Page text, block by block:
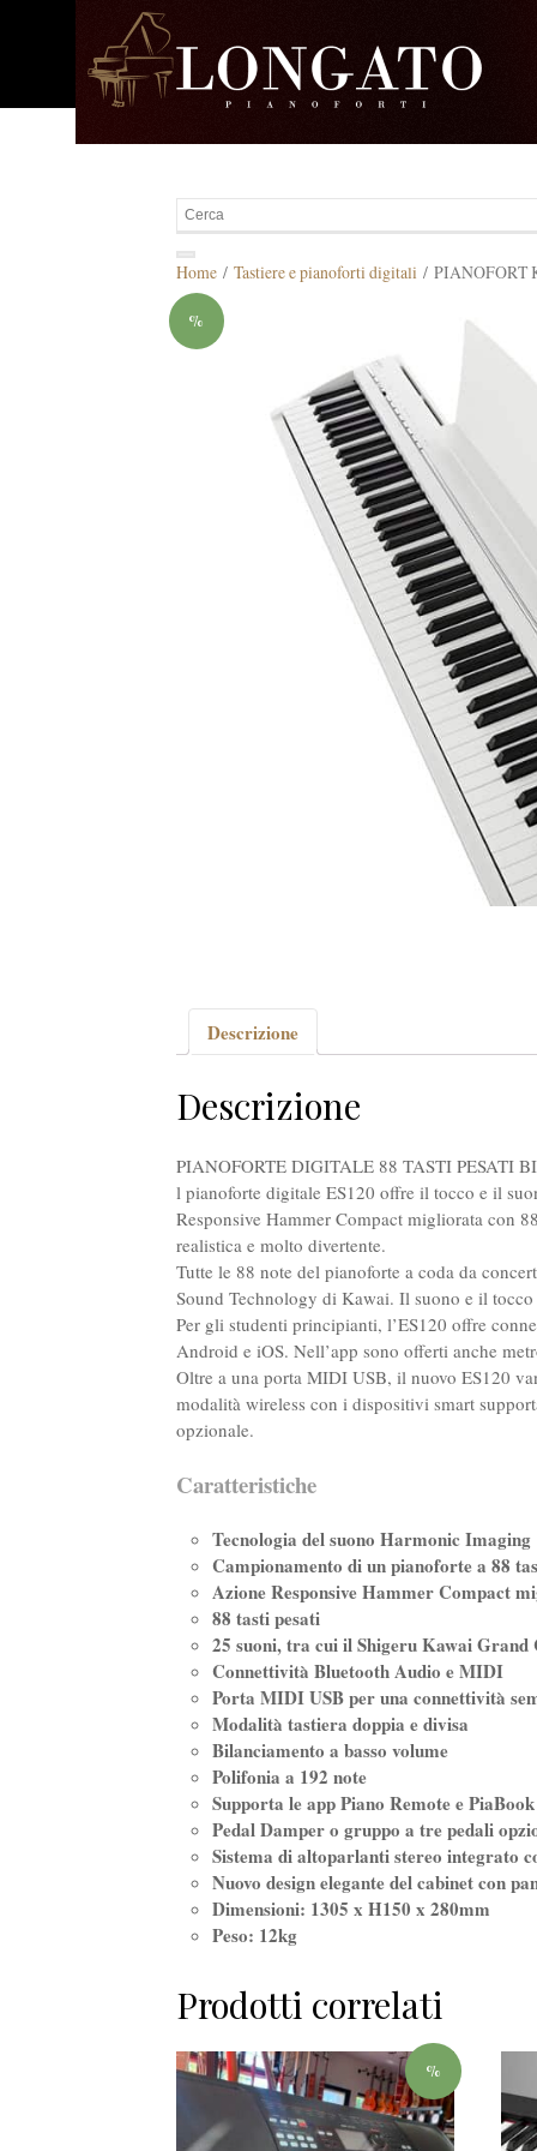
Home / Tastiere e pianoforti digitali / PIANOFORT
%
Descrizione
Descrizione
PIANOFORTE DIGITALE 88 TASTI PESATI
l pianoforte digitale ES120 offre il tocco e il
Responsive Hammer Compact migliorata con
realistica e molto divertente.
Tutte le 88 note del pianoforte a coda da
Sound Technology di Kawai. Il suono e il
Per gli studenti principianti, l’ES120 offre
Android e iOS. Nell’app sono offerti anche
Oltre a una porta MIDI USB, il nuovo ES120
modalità wireless con i dispositivi smart
opzionale.
Caratteristiche
Tecnologia del suono Harmonic Imaging
Campionamento di un pianoforte a 88
Azione Responsive Hammer Compact
88 tasti pesati
25 suoni, tra cui il Shigeru Kawai
Connettività Bluetooth Audio e MIDI
Porta MIDI USB per una connettività
Modalità tastiera doppia e divisa
Bilanciamento a basso volume
Polifonia a 192 note
Supporta le app Piano Remote e
Pedal Damper o gruppo a tre pedali
Sistema di altoparlanti stereo integrato
Nuovo design elegante del cabinet con
Dimensioni: 1305 x H150 x 280mm
Peso: 12kg
Prodotti correlati
%